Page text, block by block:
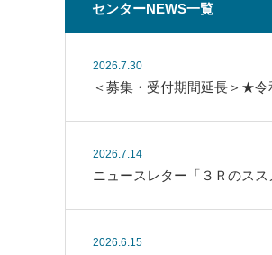
センターNEWS一覧
2026.7.30
＜募集・受付期間延長＞★
2026.7.14
ニュースレター「３Ｒのスス
2026.6.15